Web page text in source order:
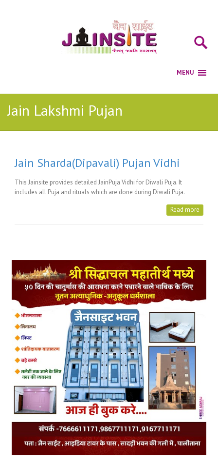
Jain Lakshmi Pujan
Jain Sharda(Dipavali) Pujan Vidhi
This Jainsite provides detailed JainPuja Vidhi for Diwali Puja. It
includes all Puja and rituals which are done during Diwali Puja.
Read more